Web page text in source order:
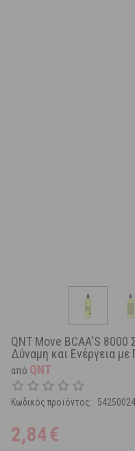
QNT Move BCAA'S
Δύναμη και Ενέργεια με
από QNT
Κωδικός προϊόντος:
2,84€